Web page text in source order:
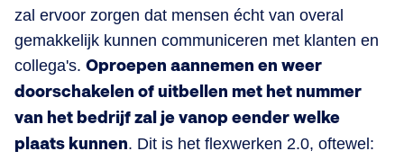
zal ervoor zorgen dat mensen écht van overal
gemakkelijk kunnen communiceren met klanten en
collega's. Oproepen aannemen en weer
doorschakelen of uitbellen met het nummer
van het bedrijf zal je vanop eender welke
plaats kunnen. Dit is het flexwerken 2.0, oftewel: